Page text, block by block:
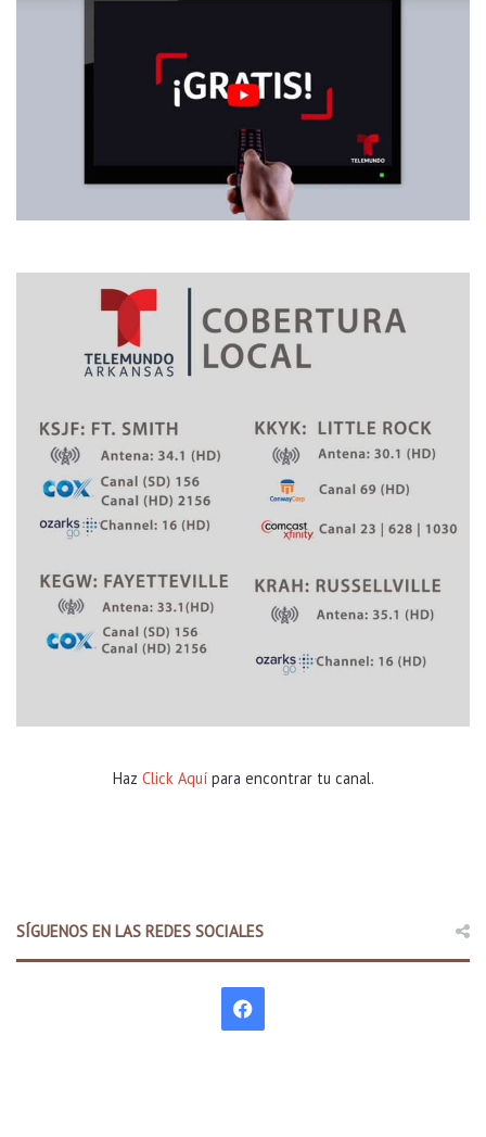
Haz Click Aquípara encontrar tu canal.
SÍGUENOS EN LAS REDES SOCIALES